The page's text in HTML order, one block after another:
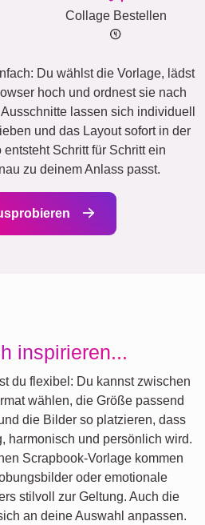
Collage Bestellen
Du wählst die Vorlage, lädst
hoch und ordnest sie nach
lassen sich individuell
und das Layout sofort in der
Schritt für Schritt ein
zu deinem Anlass passt.
inspirieren...
du flexibel: Du kannst zwischen
wählen, die Größe passend
die Bilder so platzieren, dass
harmonisch und persönlich wird.
Scrapbook-Vorlage kommen
oder emotionale
stilvoll zur Geltung. Auch die
an deine Auswahl anpassen.